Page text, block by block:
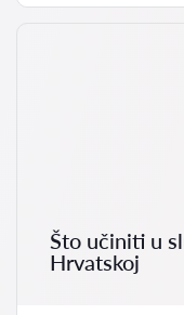
Što učiniti u
Hrvatskoj